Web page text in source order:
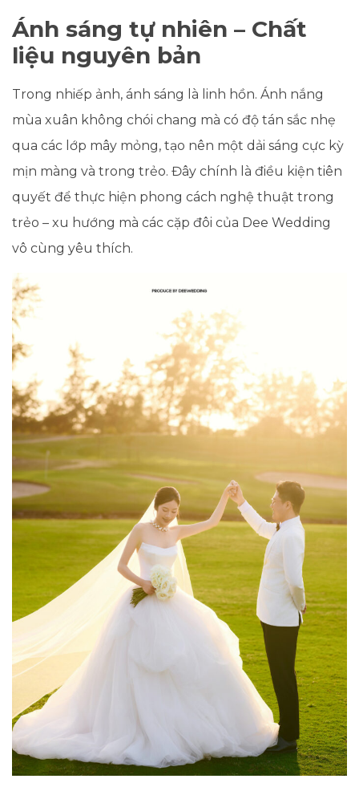
Ánh sáng tự nhiên – Chất
liệu nguyên bản
Trong nhiếp ảnh, ánh sáng là linh hồn. Ánh nắng
mùa xuân không chói chang mà có độ tán sắc nhẹ
qua các lớp mây mỏng, tạo nên một dải sáng cực kỳ
mịn màng và trong trẻo. Đây chính là điều kiện tiên
quyết để thực hiện phong cách nghệ thuật trong
trẻo – xu hướng mà các cặp đôi của Dee Wedding
vô cùng yêu thích.